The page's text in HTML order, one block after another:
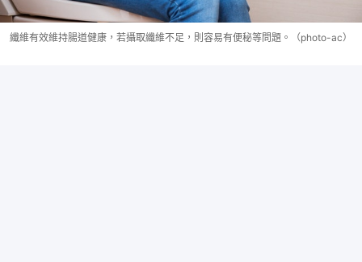
纖維有效維持腸道健康，若攝取纖維不足，則容易有便秘等問題。（photo-ac）